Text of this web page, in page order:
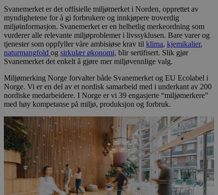
Svanemerket er det offisielle miljømerket i Norden, opprettet av
myndighetene for å gi forbrukere og innkjøpere troverdig
miljøinformasjon. Svanemerket er en helhetlig merkeordning som
vurderer alle relevante miljøproblemer i livssyklusen. Bare varer og
tjenester som oppfyller våre ambisiøse krav til klima, kjemikalier,
naturmangfold og sirkulær økonomi, blir sertifisert. Slik gjør
Svanemerket det enkelt å gjøre mer miljøvennlige valg.
Miljømerking Norge forvalter både Svanemerket og EU Ecolabel i
Norge. Vi er en del av et nordisk samarbeid med i underkant av 200
nordiske medarbeidere. I Norge er vi 39 engasjerte “miljømerkere”
med høy kompetanse på miljø, produksjon og forbruk.